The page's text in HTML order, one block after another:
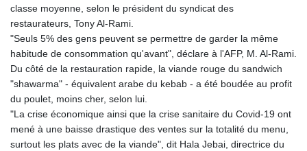
classe moyenne, selon le président du syndicat des
restaurateurs, Tony Al-Rami.
"Seuls 5% des gens peuvent se permettre de garder la même
habitude de consommation qu'avant", déclare à l'AFP, M. Al-Rami.
Du côté de la restauration rapide, la viande rouge du sandwich
"shawarma" - équivalent arabe du kebab - a été boudée au profit
du poulet, moins cher, selon lui.
"La crise économique ainsi que la crise sanitaire du Covid-19 ont
mené à une baisse drastique des ventes sur la totalité du menu,
surtout les plats avec de la viande", dit Hala Jebai, directrice du